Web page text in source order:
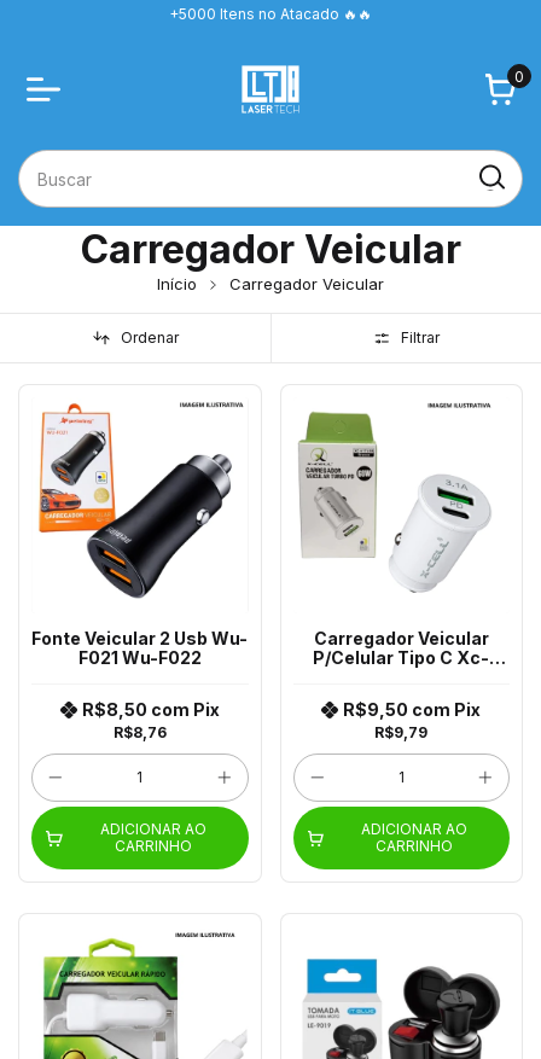
+5000 Itens no Atacado 🔥🔥
0
Carregador Veicular
Início Carregador Veicular
Ordenar Filtrar
Fonte Veicular 2 Usb Wu-
F021 Wu-F022
R$8,76
R$8,50 com Pix
ADICIONAR AO
CARRINHO
Carregador Veicular
P/Celular Tipo C Xc-
R$9,79
R$9,50 com Pix
ADICIONAR AO
CARRINHO